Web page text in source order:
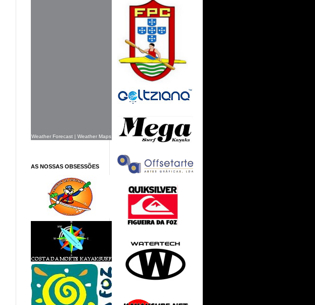
Weather Forecast Weather Maps
AS NOSSAS OBSESSÕES